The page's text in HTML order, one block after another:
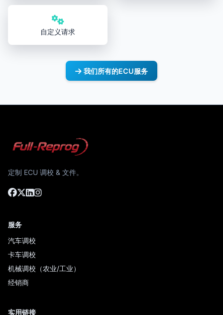
自定义请求
我们所有的ECU服务
定制 ECU 调校 & 文件。
服务
汽车调校
卡车调校
机械调校（农业/工业）
经销商
实用链接